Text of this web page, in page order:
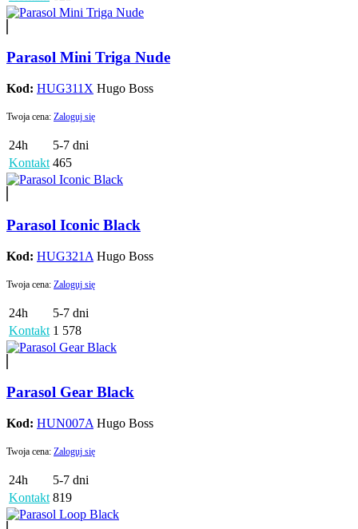
Parasol Mini Triga Nude
Kod: HUG311X Hugo Boss
Twoja cena: Zaloguj się
24h
5-7 dni
Kontakt 465
Parasol Iconic Black
Kod: HUG321A Hugo Boss
Twoja cena: Zaloguj się
24h
5-7 dni
Kontakt 1 578
Parasol Gear Black
Kod: HUN007A Hugo Boss
Twoja cena: Zaloguj się
24h
5-7 dni
Kontakt 819